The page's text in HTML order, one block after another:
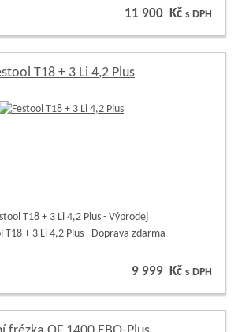
11 900 Kčs DPH
T18 + 3 Li 4,2 Plus
9 999 Kčs DPH